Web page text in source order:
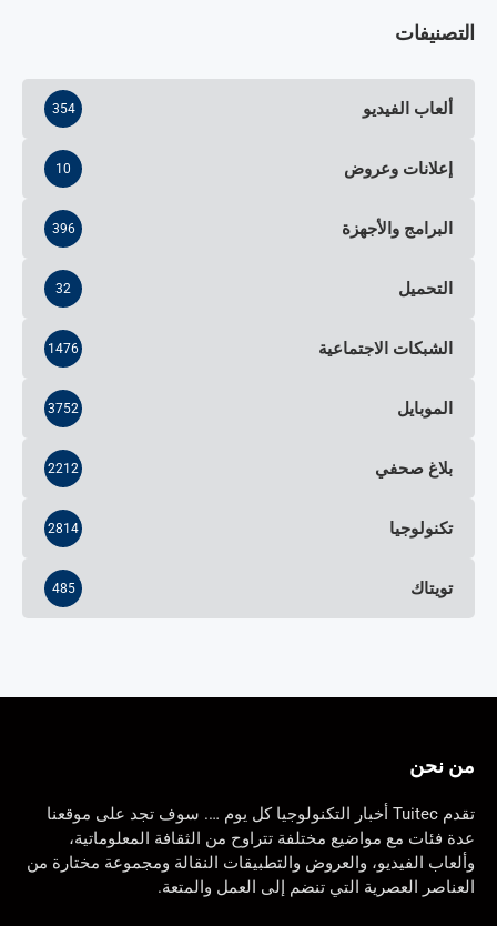
التصنيفات
ألعاب الفيديو 354
إعلانات وعروض 10
البرامج والأجهزة 396
التحميل 32
الشبكات الاجتماعية 1476
الموبايل 3752
بلاغ صحفي 2212
تكنولوجيا 2814
تويتاك 485
من نحن
تقدم Tuitec أخبار التكنولوجيا كل يوم …. سوف تجد على موقعنا
عدة فئات مع مواضيع مختلفة تتراوح من الثقافة المعلوماتية،
وألعاب الفيديو، والعروض والتطبيقات النقالة ومجموعة مختارة من
العناصر العصرية التي تنضم إلى العمل والمتعة.